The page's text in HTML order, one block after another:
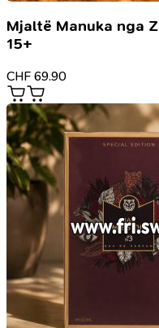
Mjaltë Manuka nga
15+
CHF 69.90